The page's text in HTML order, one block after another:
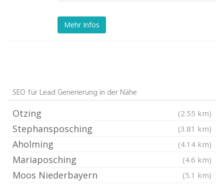
Mehr Infos
SEO für Lead Generierung in der Nähe
Otzing (2.55 km)
Stephansposching (3.81 km)
Aholming (4.14 km)
Mariaposching (4.6 km)
Moos Niederbayern (5.1 km)